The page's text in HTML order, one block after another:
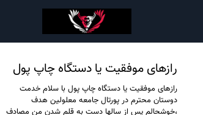
رازهای موفقیت یا دستگاه چاپ پول
رازهای موفقیت یا دستگاه چاپ پول با سلام خدمت
دوستان محترم در پورتال جامعه معلولین هدف
،خوشحالم پس از سالها دست به قلم شدن من مصادف